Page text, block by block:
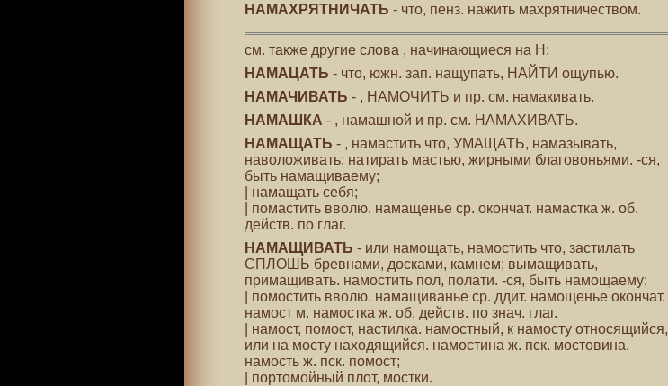
НАМАХРЯТНИЧАТЬ - что, пенз. нажить махрятничеством.
см. также другие слова , начинающиеся на Н:
НАМАЦАТЬ - что, южн. зап. нащупать, НАЙТИ ощупью.
НАМАЧИВАТЬ - , НАМОЧИТЬ и пр. см. намакивать.
НАМАШКА - , намашной и пр. см. НАМАХИВАТЬ.
НАМАЩАТЬ - , намастить что, УМАЩАТЬ, намазывать,
наволоживать; натирать мастью, жирными благовоньями. -ся,
быть намащиваему;
| намащать себя;
| помастить вволю. намащенье ср. окончат. намастка ж. об.
действ. по глаг.
НАМАЩИВАТЬ - или намощать, намостить что, застилать
СПЛОШЬ бревнами, досками, камнем; вымащивать,
примащивать. намостить пол, полати. -ся, быть намощаему;
| помостить вволю. намащиванье ср. ддит. намощенье окончат.
намост м. намостка ж. об. действ. по знач. глаг.
| намост, помост, настилка. намостный, к намосту относящийся,
или на мосту находящийся. намостина ж. пск. мостовина.
намость ж. пск. помост;
| портомойный плот, мостки.